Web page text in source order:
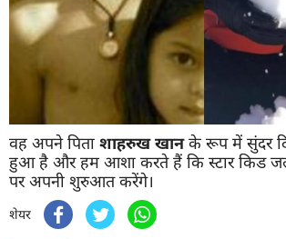
वह अपने पिता शाहरुख खानके रूप में सुंदर
हुआ है और हम आशा करते हैं कि स्टार किड जल्द
पर अपनी शुरुआत करेंगे।
शेयर